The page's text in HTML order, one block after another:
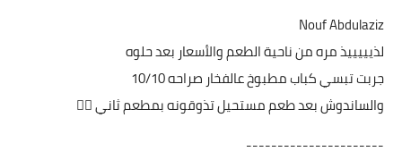
Nouf Abdulaziz
لذيييييذ مره من ناحية الطعم والأسعار بعد حلوه
جربت تبسي كباب مطبوخ عالفخار صراحه 10/10
والساندوش بعد طعم مستحيل تذوقونه بمطعم ثاني 👍🏻
----------------------